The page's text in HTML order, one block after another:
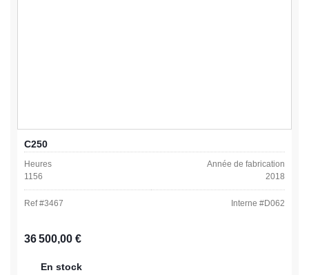
C250
Heures
1156
Année de fabrication
2018
Ref #3467 Interne #D062
Prix régulier :
36 500,00 €
En stock